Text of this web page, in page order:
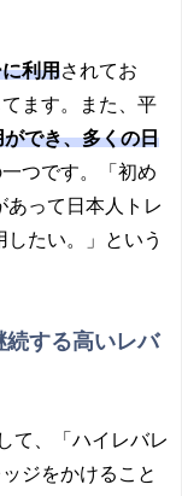
利用されてお
ます。また、平
でき、多くの日
つです。「初め
あって日本人トレ
たい。」という
続する高いレバ
て、「ハイレバレ
ジをかけること